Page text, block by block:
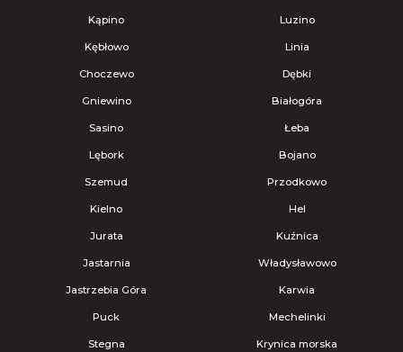
Kąpino Luzino
Kębłowo Linia
Choczewo Dębki
Gniewino Białogóra
Sasino Łeba
Lębork Bojano
Szemud Przodkowo
Kielno Hel
Jurata Kuźnica
Jastarnia Władysławowo
Jastrzebia Góra Karwia
Puck Mechelinki
Stegna Krynica morska